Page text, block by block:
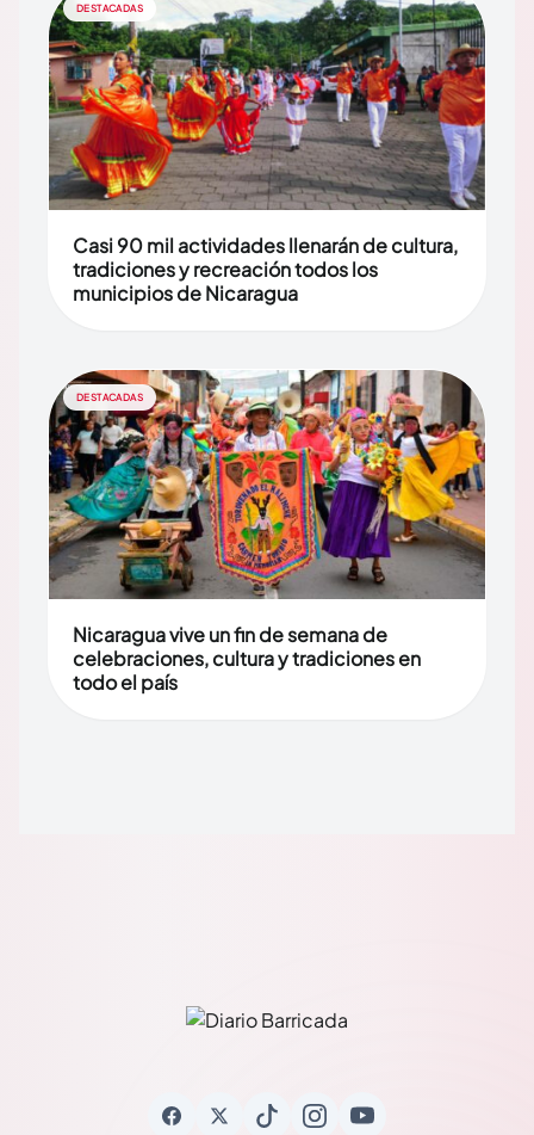
DESTACADAS
Casi 90 mil actividades llenarán de cultura,
tradiciones y recreación todos los
municipios de Nicaragua
DESTACADAS
Nicaragua vive un fin de semana de
celebraciones, cultura y tradiciones en
todo el país